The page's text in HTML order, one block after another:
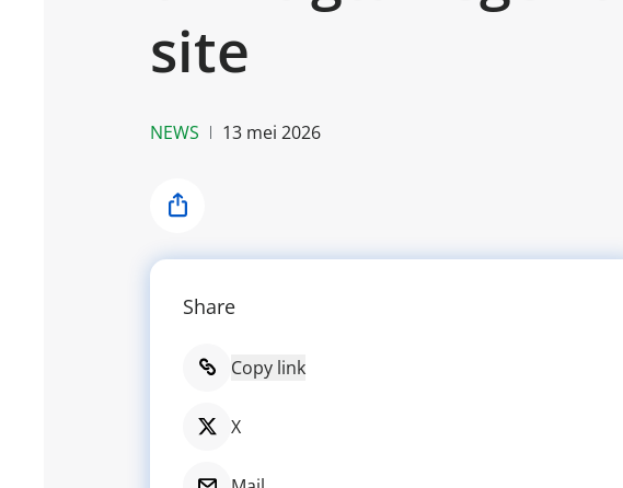
site
NEWS 13 mei 2026
Share
Share
Copy link
X